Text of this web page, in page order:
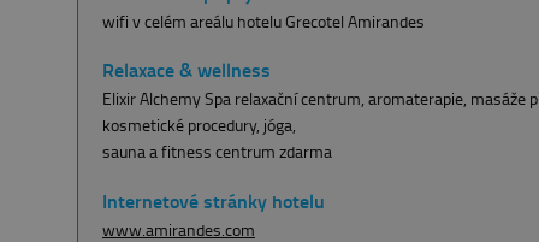
wifi v celém areálu hotelu Grecotel Amirandes
Relaxace & wellness
Elixir Alchemy Spa relaxační centrum, aromaterapie, masáže
kosmetické procedury, jóga,
sauna a fitness centrum zdarma
Internetové stránky hotelu
www.amirandes.com